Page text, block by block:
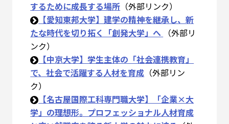
するために成長する場所 （外部リンク）
【愛知東邦大学】建学の精神を継承し、新
たな時代を切り拓く「創発大学」へ
（外部リ
ンク）
【中京大学】学生主体の「社会連携教育」
で、社会で活躍する人材を育成 （外部リン
ク）
【名古屋国際工科専門職大学】「企業×大
学」の理想形。プロフェッショナル人材育成